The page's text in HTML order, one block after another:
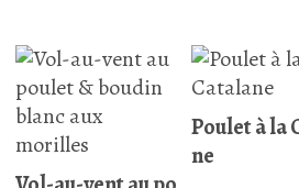
Poulet à la
ne